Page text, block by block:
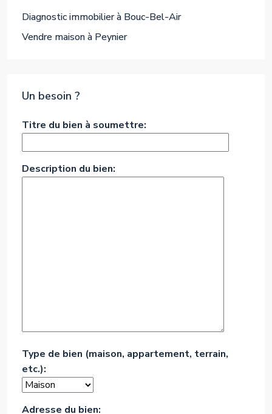
Diagnostic immobilier à Bouc-Bel-Air
Vendre maison à Peynier
Un besoin ?
Titre du bien à soumettre:
Description du bien:
Type de bien (maison, appartement, terrain,
etc.):
Adresse du bien: